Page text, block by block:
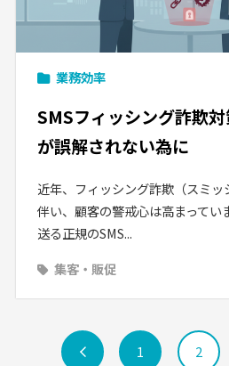
業務効率
SMSフィッシング詐欺
が誤解されない為に
近年、フィッシング詐欺（スミ
伴い、顧客の警戒心は高まってい
送る正規のSMS...
集客・販促
前 1 2